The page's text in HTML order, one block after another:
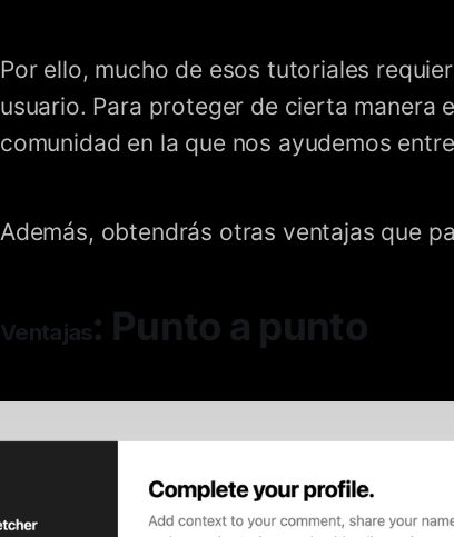
Por ello, mucho de esos tutoriales
usuario. Para proteger de cierta manera
comunidad en la que nos ayudemos
Además, obtendrás otras ventajas que
Ventajas: Punto a punto